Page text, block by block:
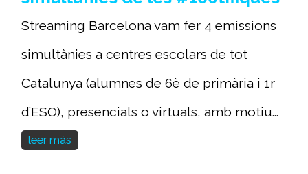
Streaming Barcelona vam fer 4 emissions
simultànies a centres escolars de tot
Catalunya (alumnes de 6è de primària i 1r
d’ESO), presencials o virtuals, amb motiu...
leer más